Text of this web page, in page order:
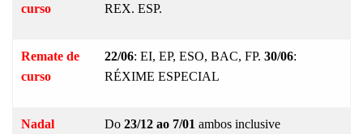
curso
REX. ESP.
Remate de
curso
22/06: EI, EP, ESO, BAC, FP. 30/06:
RÉXIME ESPECIAL
Nadal Do 23/12 ao 7/01 ambos inclusive